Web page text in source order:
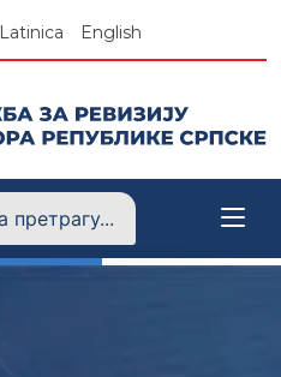
Latinica English